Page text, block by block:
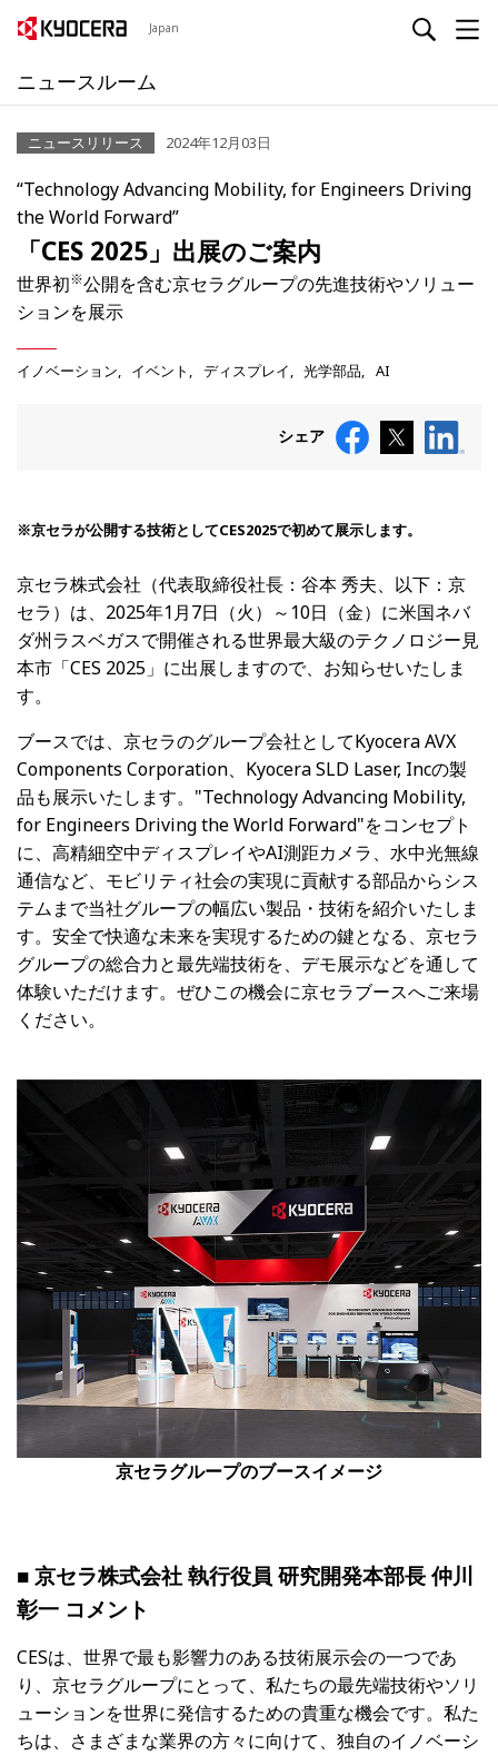
Japan
ニュースルーム
ニュースリリース 2024年12月03日
“Technology Advancing Mobility, for Engineers Driving
the World Forward”
「CES 2025」出展のご案内
世界初※公開を含む京セラグループの先進技術やソリュー
ションを展示
イノベーション イベント ディスプレイ 光学部品 AI
シェア
※京セラが公開する技術としてCES2025で初めて展示します。
京セラ株式会社（代表取締役社長：谷本 秀夫、以下：京
セラ）は、2025年1月7日（火）～10日（金）に米国ネバ
ダ州ラスベガスで開催される世界最大級のテクノロジー見
本市「CES 2025」に出展しますので、お知らせいたしま
す。
ブースでは、京セラのグループ会社としてKyocera AVX
Components Corporation、Kyocera SLD Laser, Incの製
品も展示いたします。"Technology Advancing Mobility,
for Engineers Driving the World Forward"をコンセプト
に、高精細空中ディスプレイやAI測距カメラ、水中光無線
通信など、モビリティ社会の実現に貢献する部品からシス
テムまで当社グループの幅広い製品・技術を紹介いたしま
す。安全で快適な未来を実現するための鍵となる、京セラ
グループの総合力と最先端技術を、デモ展示などを通して
体験いただけます。ぜひこの機会に京セラブースへご来場
ください。
京セラグループのブースイメージ
■ 京セラ株式会社 執行役員 研究開発本部長 仲川
彰一 コメント
CESは、世界で最も影響力のある技術展示会の一つであ
り、京セラグループにとって、私たちの最先端技術やソリ
ューションを世界に発信するための貴重な機会です。私た
ちは、さまざまな業界の方々に向けて、独自のイノベーシ